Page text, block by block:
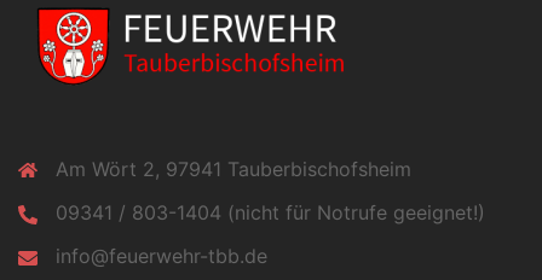
Am Wört 2, 97941 Tauberbischofsheim
09341 / 803-1404 (nicht für Notrufe geeignet!)
info@feuerwehr-tbb.de